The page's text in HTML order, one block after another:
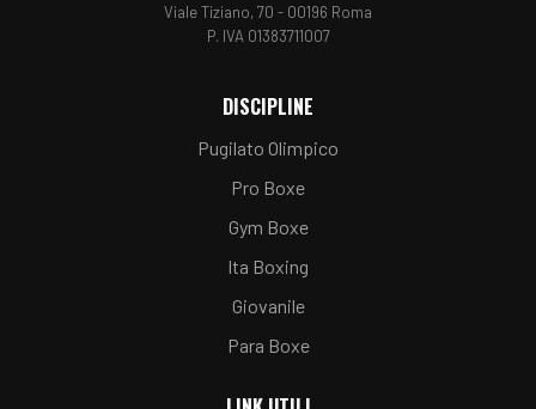
Viale Tiziano, 70 - 00196 Roma
P. IVA 01383711007
DISCIPLINE
Pugilato Olimpico
Pro Boxe
Gym Boxe
Ita Boxing
Giovanile
Para Boxe